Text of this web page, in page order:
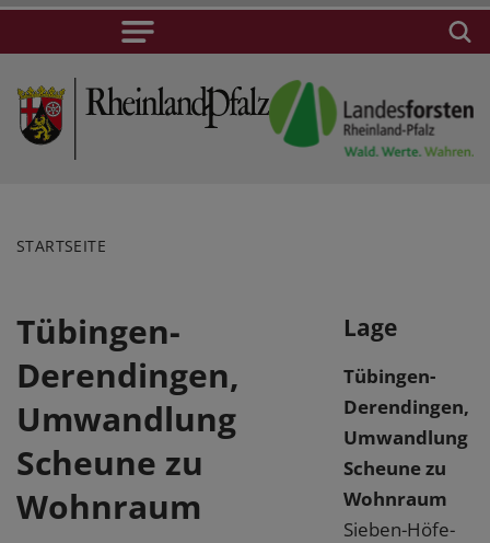
STARTSEITE
Tübingen-
Derendingen,
Umwandlung
Scheune zu
Wohnraum
Lage
Tübingen-
Derendingen,
Umwandlung
Scheune zu
Wohnraum
Sieben-Höfe-